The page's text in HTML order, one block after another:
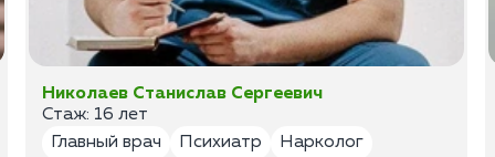
Николаев Станислав Сергеевич
Стаж: 16 лет
Главный врач
Психиатр Нарколог